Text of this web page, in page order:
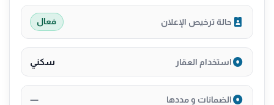
حالة ترخيص الإعلان فعال
استخدام العقار سكني
الضمانات و مددها —